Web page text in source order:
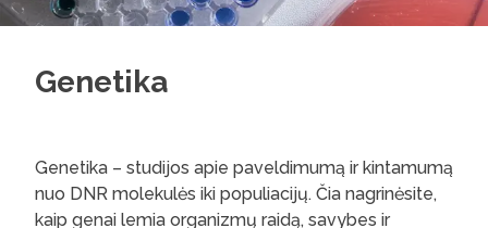
Genetika
Genetika – studijos apie paveldimumą ir kintamumą
nuo DNR molekulės iki populiacijų. Čia nagrinėsite,
kaip genai lemia organizmų raidą, savybes ir